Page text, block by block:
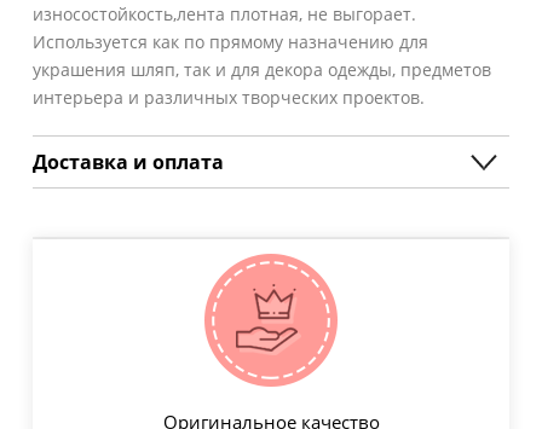
износостойкость,лента плотная, не выгорает.
Используется как по прямому назначению для
украшения шляп, так и для декора одежды, предметов
интерьера и различных творческих проектов.
Доставка и оплата
Оригинальное качество